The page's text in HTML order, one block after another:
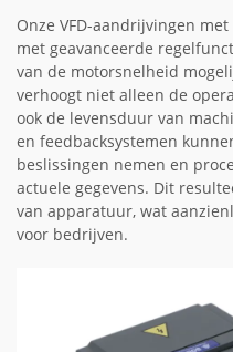
Onze VFD-aandrijvingen
met geavanceerde
van de motorsnelheid
verhoogt niet alleen de
ook de levensduur van
en feedbacksystemen
beslissingen nemen en
actuele gegevens. Dit
van apparatuur, wat
voor bedrijven.